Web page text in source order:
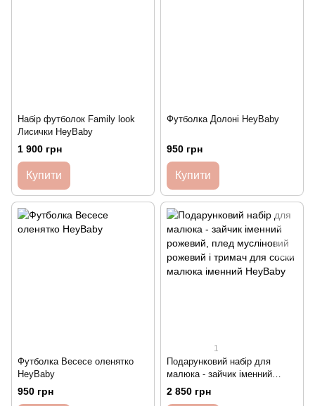
Набір футболок Family look
Лисички HeyBaby
1 900 грн
Купити
Футболка Долоні HeyBaby
950 грн
Купити
Футболка Весесе оленятко
HeyBaby
950 грн
1
Подарунковий набір для
малюка - зайчик іменний
рожевий, плед мусліновий
рожевий і тримач для соски
2 850 грн